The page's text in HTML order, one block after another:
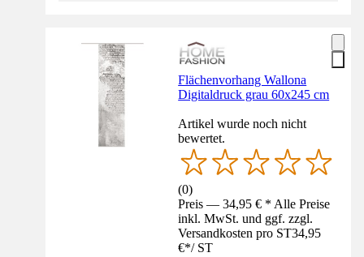
Flächenvorhang Wallona
Digitaldruck grau 60x245 cm
Artikel wurde noch nicht
bewertet.
(0)
Preis — 34,95 € * Alle Preise
inkl. MwSt. und ggf. zzgl.
Versandkosten pro ST34,95
€*/ ST